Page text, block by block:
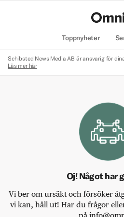
Toppnyheter
Schibsted News Media AB är ansvarig för
Läs mer här
Oj! Något har
Vi ber om ursäkt och försöker
vi kan, håll ut! Har du frågor